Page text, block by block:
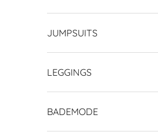
JUMPSUITS
LEGGINGS
BADEMODE